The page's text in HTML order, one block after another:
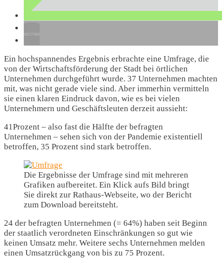
Ein hochspannendes Ergebnis erbrachte eine Umfrage, die
von der Wirtschaftsförderung der Stadt bei örtlichen
Unternehmen durchgeführt wurde. 37 Unternehmen machten
mit, was nicht gerade viele sind. Aber immerhin vermitteln
sie einen klaren Eindruck davon, wie es bei vielen
Unternehmern und Geschäftsleuten derzeit aussieht:
41Prozent – also fast die Hälfte der befragten
Unternehmen – sehen sich von der Pandemie existentiell
betroffen, 35 Prozent sind stark betroffen.
Die Ergebnisse der Umfrage sind mit mehreren
Grafiken aufbereitet. Ein Klick aufs Bild bringt
Sie direkt zur Rathaus-Webseite, wo der Bericht
zum Download bereitsteht.
24 der befragten Unternehmen (= 64%) haben seit Beginn
der staatlich verordneten Einschränkungen so gut wie
keinen Umsatz mehr. Weitere sechs Unternehmen melden
einen Umsatzrückgang von bis zu 75 Prozent.